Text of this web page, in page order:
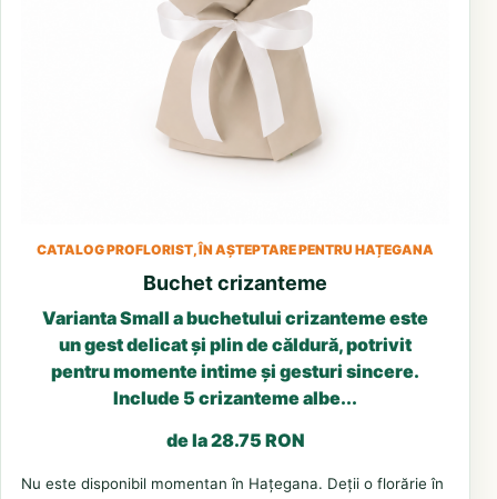
CATALOG PROFLORIST, ÎN AȘTEPTARE PENTRU HAȚEGANA
Buchet crizanteme
Varianta Small a buchetului crizanteme este
un gest delicat și plin de căldură, potrivit
pentru momente intime și gesturi sincere.
Include 5 crizanteme albe...
de la 28.75 RON
Nu este disponibil momentan în Hațegana. Deții o florărie în